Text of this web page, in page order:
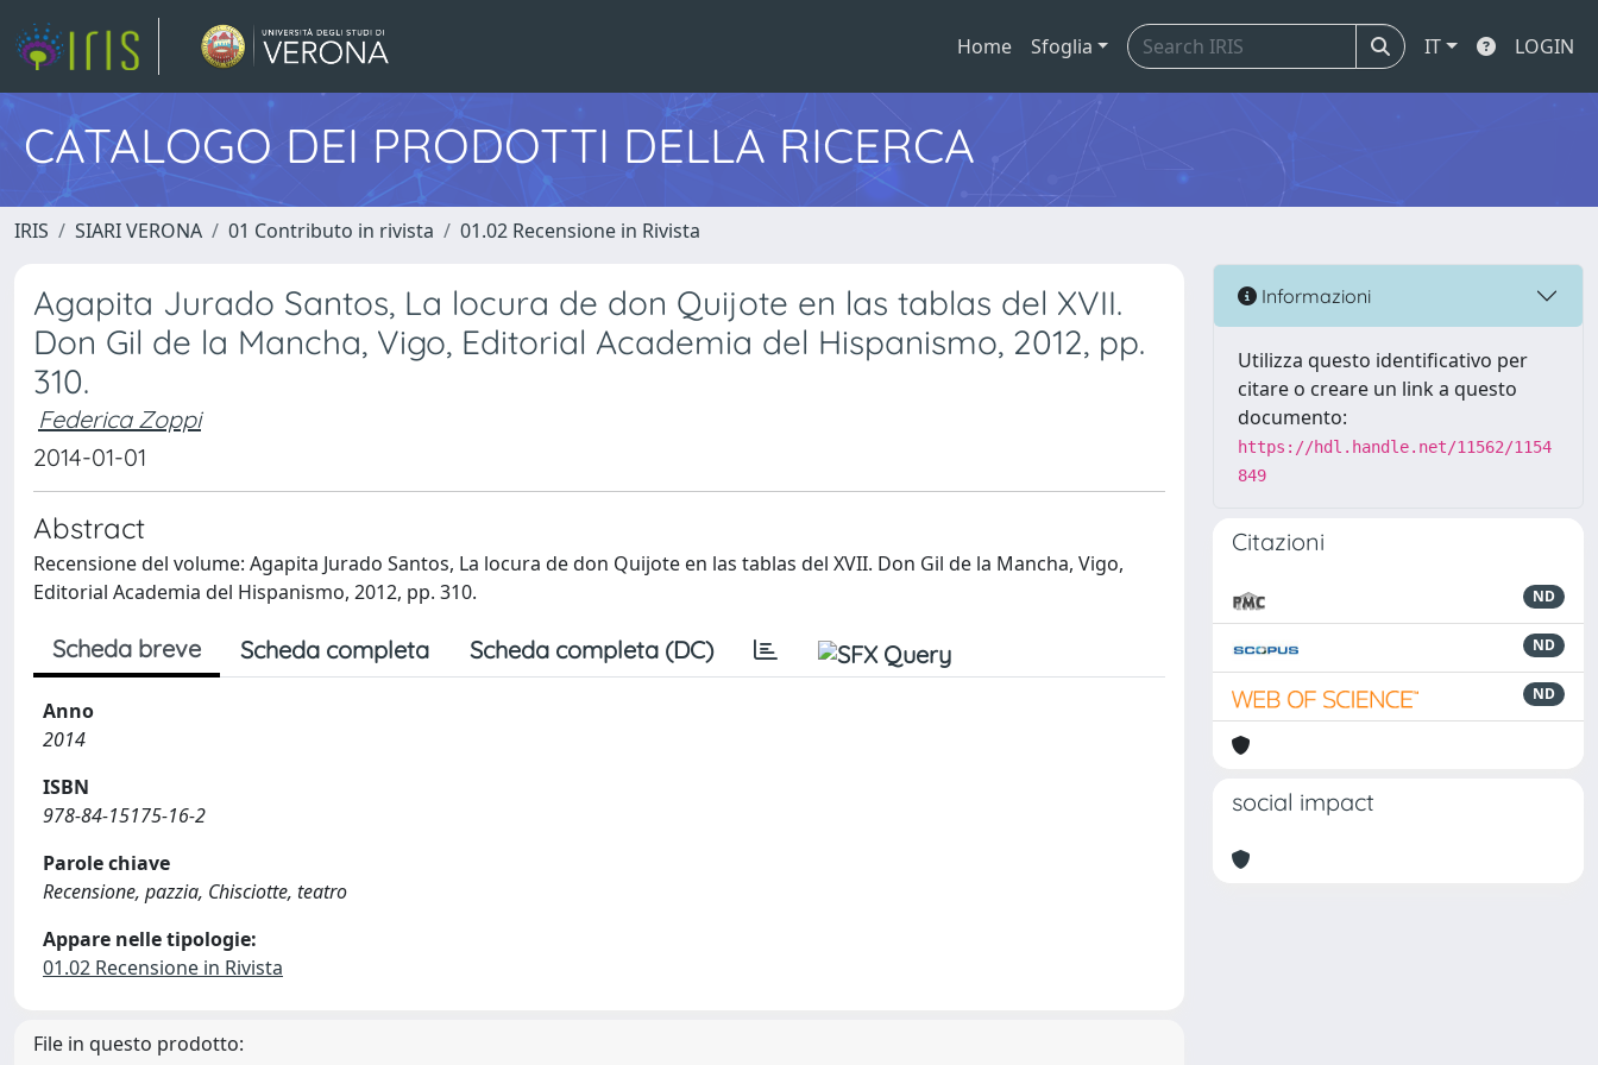
Home Sfoglia IT LOGIN
CATALOGO DEI PRODOTTI DELLA RICERCA
IRIS SIARI VERONA 01 Contributo in rivista 01.02 Recensione in Rivista
Agapita Jurado Santos, La locura de don Quijote en las tablas del XVII.
Don Gil de la Mancha, Vigo, Editorial Academia del Hispanismo, 2012, pp.
310.
Federica Zoppi
2014-01-01
Abstract
Recensione del volume: Agapita Jurado Santos, La locura de don Quijote en las tablas del XVII. Don Gil de la Mancha, Vigo,
Editorial Academia del Hispanismo, 2012, pp. 310.
Scheda breve Scheda completa Scheda completa (DC)
Anno
2014
ISBN
978-84-15175-16-2
Parole chiave
Recensione, pazzia, Chisciotte, teatro
Appare nelle tipologie:
01.02 Recensione in Rivista
File in questo prodotto:
Informazioni
Utilizza questo identificativo per
citare o creare un link a questo
documento:
https://hdl.handle.net/11562/1154
849
Citazioni
ND
ND
ND
social impact